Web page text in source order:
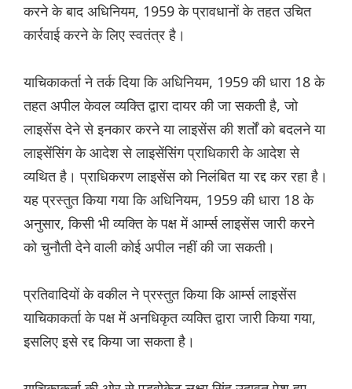
करने के बाद अधिनियम, 1959 के प्रावधानों के तहत उचित
कार्रवाई करने के लिए स्वतंत्र है।
याचिकाकर्ता ने तर्क दिया कि अधिनियम, 1959 की धारा 18 के
तहत अपील केवल व्यक्ति द्वारा दायर की जा सकती है, जो
लाइसेंस देने से इनकार करने या लाइसेंस की शर्तों को बदलने या
लाइसेंसिंग के आदेश से लाइसेंसिंग प्राधिकारी के आदेश से
व्यथित है। प्राधिकरण लाइसेंस को निलंबित या रद्द कर रहा है।
यह प्रस्तुत किया गया कि अधिनियम, 1959 की धारा 18 के
अनुसार, किसी भी व्यक्ति के पक्ष में आर्म्स लाइसेंस जारी करने
को चुनौती देने वाली कोई अपील नहीं की जा सकती।
प्रतिवादियों के वकील ने प्रस्तुत किया कि आर्म्स लाइसेंस
याचिकाकर्ता के पक्ष में अनधिकृत व्यक्ति द्वारा जारी किया गया,
इसलिए इसे रद्द किया जा सकता है।